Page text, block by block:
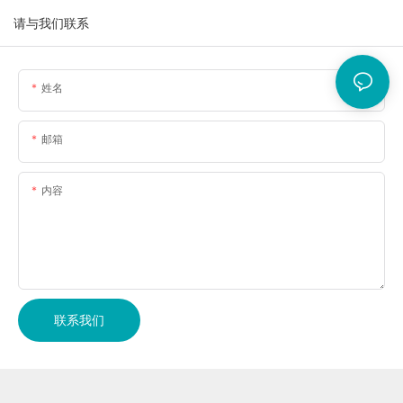
请与我们联系
姓名
邮箱
内容
联系我们